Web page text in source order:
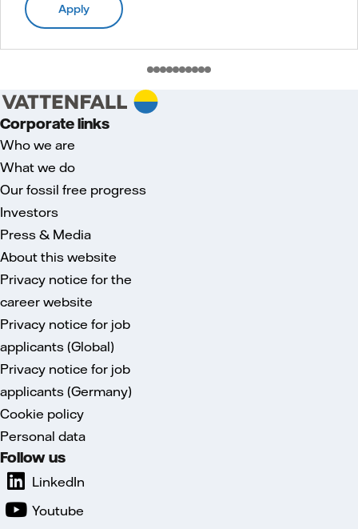
Apply
Corporate links
Who we are
What we do
Our fossil free progress
Investors
Press & Media
About this website
Privacy notice for the
career website
Privacy notice for job
applicants (Global)
Privacy notice for job
applicants (Germany)
Cookie policy
Personal data
Follow us
LinkedIn
Youtube